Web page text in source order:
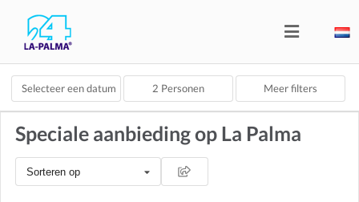
Selecteer een datum 2 Personen Meer filters
Speciale aanbieding op La Palma
Sorteren op